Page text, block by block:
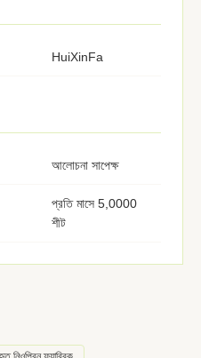
HuiXinFa
আলোচনা সাপেক্ষ
প্রতি মাসে 5,0000
শীট